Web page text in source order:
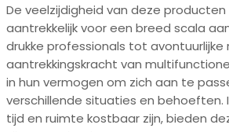
De veelzijdigheid van deze
aantrekkelijk voor een breed scala
drukke professionals tot avontuurlijke
aantrekkingskracht van
in hun vermogen om zich aan te
verschillende situaties en behoeften.
tijd en ruimte kostbaar zijn, bieden